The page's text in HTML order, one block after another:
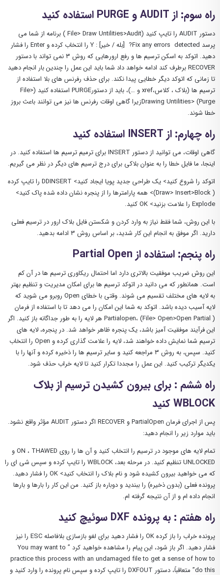
راه سوم: از AUDIT و PURGE استفاده کنید
دستور AUDIT را تایپ کنید (File> Draw Untilities>Audit ) برنامه از شما می
پرسد Fix any errors detected? [بله / خیر]
: Y را انتخاب کرده و Enter را فشار
دهید. اتوکد به اسکن ترسیم ها و رفع ارورهایی که روش ۳ نمی تواند با دستور
RECOVER برطرف کند ادامه خواهد داد شما باید این عمل را چندین بار انجام دهید
تا زمانی که اتوکد دیگر خطایی پیدا نکند. برای حذف رفرنس های بلا استفاده از
ترسیم ها (بلاک ، کلاس،xref و …)، باید از دستورPURGE استفاده کنید (File>
Drawing Untilities> (Purgeزیرا گاهی اوقات رفرنس ها نیز می توانند باعث بروز
خطا شوند.
راه چهارم: از INSERT استفاده کنید
گاهی اوقات، می توانید از دستور INSERT برای ترمیم ترسیم ها استفاده کنید. در
اینجا، ما فایل خطا را به عنوان بلاکی برای درج ترسیم های دیگر در نظر می گیریم.
اتوکد را شروع کنید> یک طراحی جدید پویا ایجاد کنید> DDINSERT را تایپ کرده
( Draw> Insert>Block)> همه پارامترها را از پنجره نشان داده شده پاک کنید>
Explode را علامت بزنید> OK کنید.
با این روش، شما فقط نیاز به وارد کردن و شکستن فایل بلاک ارور در ترسیم فعلی
دارید. اگر موفق به انجام این کار شدید، بر اساس روش ۳ ادامه بدهید.
راه پنجم: استفاده از Partial Open
این روش ضریب موفقیت بالاتری دارد اما احتمال ریکاوری ترسیم ها در آن کم
است. همانطور که می دانید در اتوکد ترسیم ها برای امکان مدیریت و تنظیم بهتر
به لایه های مختلف تقسیم می شوند. وقتی با خطای Open روبرو می شوید که
لایه آسیب دیده باشد. اتوکد به شما این امکان را می دهد تا با استفاده از فرمان
Partialopen، (File> Open>Open Partial ) هر لایه را به طور جداگانه باز کنید. اگر
این فرآیند موفقیت آمیز باشد، یک پنجره ظاهر خواهد شد. در پنجره، لایه های
ترسیم شما نمایش داده خواهند شد، لایه را علامت گذاری کرده و Open را انتخاب
کنید. سپس، به روش ۳ مراجعه کنید و سایر ترسیم ها را ذخیره کرده و آنها را با
یکدیگر ترکیب کنید. این عمل را مجددا تکرار کنید تا لایه خراب حذف شود.
راه ششم : برای بیرون کشیدن ترسیم از بلاک
WBLOCK کنید
پس از اجرای فرمان PartialOpen و RECOVER اگر دستور AUDIT مؤثر واقع نشود.
باید موارد زیر را انجام دهید:
تمام لایه های موجود در ترسیم را انتخاب کنید و آن ها را روی ON ، THAWED و
UNLOCKED تنظیم کنید. در مرحله بعد، WBLOCK را تایپ کرده و سپس شی ای را
که می خواهید بیرون کشیده شود و نام بلاک را انتخاب کنید> OK را فشار دهید.
پرونده فعلی (بدون ذخیره) را ببندید و دوباره باز کنید. من این کار را بارها و بارها
انجام داده ام و از آن نتیجه گرفته ام.
راه هفتم : به پرونده DXF سوئیچ کنید
پرونده خراب را باز کرده OK را فشار دهید برای لغو بازسازی بلافاصله ESC را نیز
فشار دهید. اگر باز شود، این پیام را مشاهده خواهید کرد ” You may want to
practice this process with an undamaged file to get a sense of how to
do this” متعاقباً، دستور DXFOUT را تایپ کرده و سپس نام پرونده را وارد کنید و